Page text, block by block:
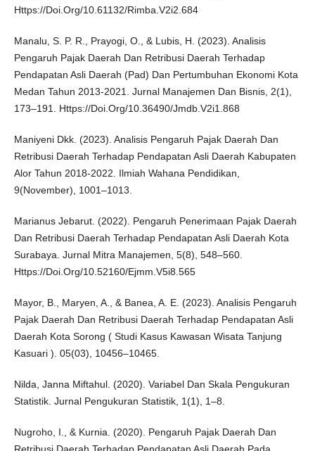
Https://Doi.Org/10.61132/Rimba.V2i2.684
Manalu, S. P. R., Prayogi, O., & Lubis, H. (2023). Analisis
Pengaruh Pajak Daerah Dan Retribusi Daerah Terhadap
Pendapatan Asli Daerah (Pad) Dan Pertumbuhan Ekonomi Kota
Medan Tahun 2013-2021. Jurnal Manajemen Dan Bisnis, 2(1),
173–191. Https://Doi.Org/10.36490/Jmdb.V2i1.868
Maniyeni Dkk. (2023). Analisis Pengaruh Pajak Daerah Dan
Retribusi Daerah Terhadap Pendapatan Asli Daerah Kabupaten
Alor Tahun 2018-2022. Ilmiah Wahana Pendidikan,
9(November), 1001–1013.
Marianus Jebarut. (2022). Pengaruh Penerimaan Pajak Daerah
Dan Retribusi Daerah Terhadap Pendapatan Asli Daerah Kota
Surabaya. Jurnal Mitra Manajemen, 5(8), 548–560.
Https://Doi.Org/10.52160/Ejmm.V5i8.565
Mayor, B., Maryen, A., & Banea, A. E. (2023). Analisis Pengaruh
Pajak Daerah Dan Retribusi Daerah Terhadap Pendapatan Asli
Daerah Kota Sorong ( Studi Kasus Kawasan Wisata Tanjung
Kasuari ). 05(03), 10456–10465.
Nilda, Janna Miftahul. (2020). Variabel Dan Skala Pengukuran
Statistik. Jurnal Pengukuran Statistik, 1(1), 1–8.
Nugroho, I., & Kurnia. (2020). Pengaruh Pajak Daerah Dan